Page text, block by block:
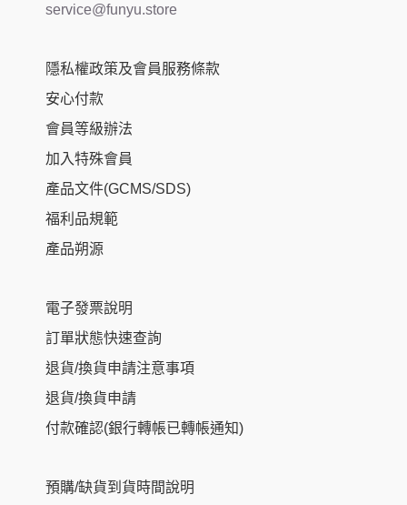
service@funyu.store
隱私權政策及會員服務條款
安心付款
會員等級辦法
加入特殊會員
產品文件(GCMS/SDS)
福利品規範
產品朔源
電子發票說明
訂單狀態快速查詢
退貨/換貨申請注意事項
退貨/換貨申請
付款確認(銀行轉帳已轉帳通知)
預購/缺貨到貨時間說明